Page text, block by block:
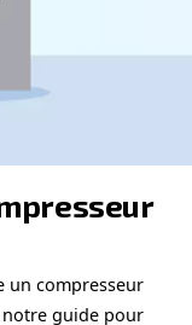
audit de
: suivez
de
réduire
des